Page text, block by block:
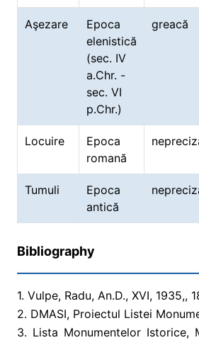
Aşezare
Epoca
elenistică
(sec. IV
a.Chr. -
sec. VI
p.Chr.)
greacă
Locuire
Epoca
romană
Tumuli
Epoca
antică
Bibliography
1. Vulpe, Radu, An.D., XVI, 1935,,
2. DMASI, Proiectul Listei
3. Lista Monumentelor